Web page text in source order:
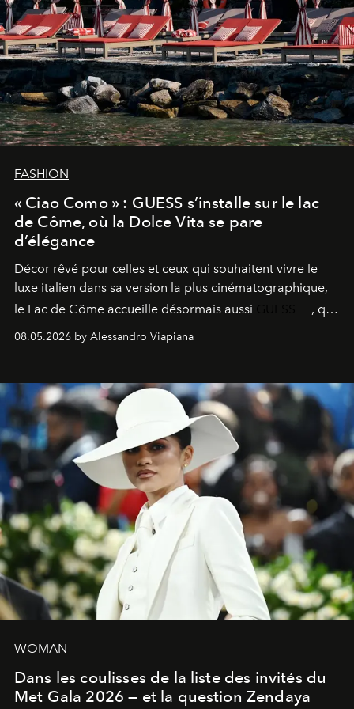
FASHION
« Ciao Como » : GUESS s’installe sur le lac
de Côme, où la Dolce Vita se pare
d’élégance
Décor rêvé pour celles et ceux qui souhaitent vivre le
luxe italien dans sa version la plus cinématographique,
le Lac de Côme accueille désormais aussi
, qui
signe un takeover entre boutiques, hôtels, bateaux et
fragrances. L’une des opérations de style les plus
08.05.2026 by Alessandro Viapiana
WOMAN
Dans les coulisses de la liste des invités du
Met Gala 2026 — et la question Zendaya